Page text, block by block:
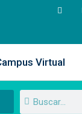
Virtual